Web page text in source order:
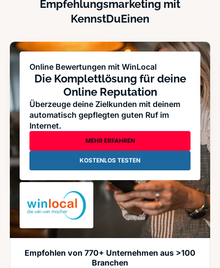
Empfehlungsmarketing mit
KennstDuEinen
Online Bewertungen mit WinLocal
Die Komplettlösung für deine
Online Reputation
Überzeuge deine Zielkunden mit deinem
automatisch gepflegten guten Ruf im
Internet.
MEHR ERFAHREN
KOSTENLOS TESTEN
Empfohlen von 770+ Unternehmen aus >100
Branchen